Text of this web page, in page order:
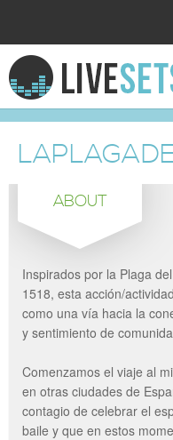
HOME
EXPLORE
DONATE
LOG INABOUT
Inspirados por la Plaga
1518, esta acción/
como una vía hacia la
y sentimiento de
Comenzamos el viaje al
en otras ciudades de
contagio de celebrar el
baile y que en estos